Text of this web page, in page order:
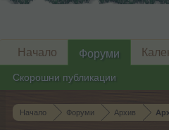
Начало Форуми Архив
Начало Форуми
Скорошни публикации